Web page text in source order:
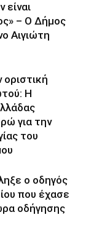
είναι
– O Δήμος
Αιγιώτη
Η
για την
του
ο οδηγός
που έχασε
οδήγησης